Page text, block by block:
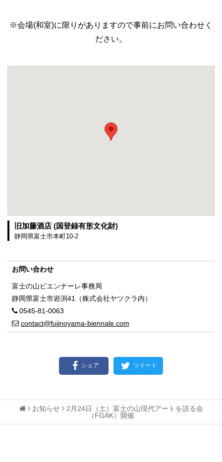
※会場(和室)に限りがありますので事前にお問い合わせく
ださい。
旧加藤酒店 (国登録有形文化財)
静岡県富士市本町10-2
お問い合わせ
富士の山ビエンナーレ事務局
静岡県富士市岩渕41（株式会社ヤツクラ内）
0545-81-0063
contact@fujinoyama-biennale.com
シェア ツイート
お知らせ 2月24日（土）富士の山現代アートを語る会
（FGAK）開催